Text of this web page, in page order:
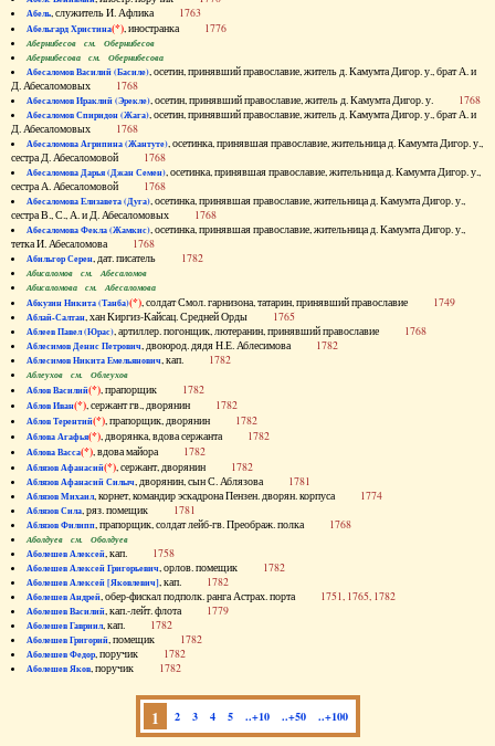
Абель, служитель И. Афлика 1763
Абельгард Христина(*), иностранка 1776
Абернибесов см. Обернибесов
Абернибесова см. Обернибесова
Абесаломов Василий (Басиле), осетин, принявший православие, житель д. Камумта Дигор. у., брат А. и
Д. Абесаломовых 1768
Абесаломов Ираклий (Эрекле), осетин, принявший православие, житель д. Камумта Дигор. у. 1768
Абесаломов Спиридон (Жага), осетин, принявший православие, житель д. Камумта Дигор. у., брат А. и
Д. Абесаломовых 1768
Абесаломова Агрипина (Жантуте), осетинка, принявшая православие, жительница д. Камумта Дигор. у.,
сестра Д. Абесаломовой 1768
Абесаломова Дарья (Джан Семен), осетинка, принявшая православие, жительница д. Камумта Дигор. у.,
сестра А. Абесаломовой 1768
Абесаломова Елизавета (Дуга), осетинка, принявшая православие, жительница д. Камумта Дигор. у.,
сестра В., С., А. и Д. Абесаломовых 1768
Абесаломова Фекла (Жамкис), осетинка, принявшая православие, жительница д. Камумта Дигор. у.,
тетка И. Абесаломова 1768
Абильгор Серен, дат. писатель 1782
Абисаломов см. Абесаломов
Абисаломова см. Абесаломова
Абкузин Никита (Танба)(*), солдат Смол. гарнизона, татарин, принявший православие 1749
Аблай-Салтан, хан Киргиз-Кайсац. Средней Орды 1765
Аблеев Павел (Юрас), артиллер. погонщик, лютеранин, принявший православие 1768
Аблесимов Денис Петрович, двоюрод. дядя Н.Е. Аблесимова 1782
Аблесимов Никита Емельянович, кап. 1782
Аблеухов см. Облеухов
Аблов Василий(*), прапорщик 1782
Аблов Иван(*), сержант гв., дворянин 1782
Аблов Терентий(*), прапорщик, дворянин 1782
Аблова Агафья(*), дворянка, вдова сержанта 1782
Аблова Васса(*), вдова майора 1782
Аблязов Афанасий(*), сержант, дворянин 1782
Аблязов Афанасий Силыч, дворянин, сын С. Аблязова 1781
Аблязов Михаил, корнет, командир эскадрона Пензен. дворян. корпуса 1774
Аблязов Сила, ряз. помещик 1781
Аблязов Филипп, прапорщик, солдат лейб-гв. Преображ. полка 1768
Аболдуев см. Оболдуев
Аболешев Алексей, кап. 1758
Аболешев Алексей Григорьевич, орлов. помещик 1782
Аболешев Алексей [Яковлевич], кап. 1782
Аболешев Андрей, обер-фискал подполк. ранга Астрах. порта 1751, 1765, 1782
Аболешев Василий, кап.-лейт. флота 1779
Аболешев Гавриил, кап. 1782
Аболешев Григорий, помещик 1782
Аболешев Федор, поручик 1782
Аболешев Яков, поручик 1782
1 2 3 4 5 ..+10 ..+50 ..+100